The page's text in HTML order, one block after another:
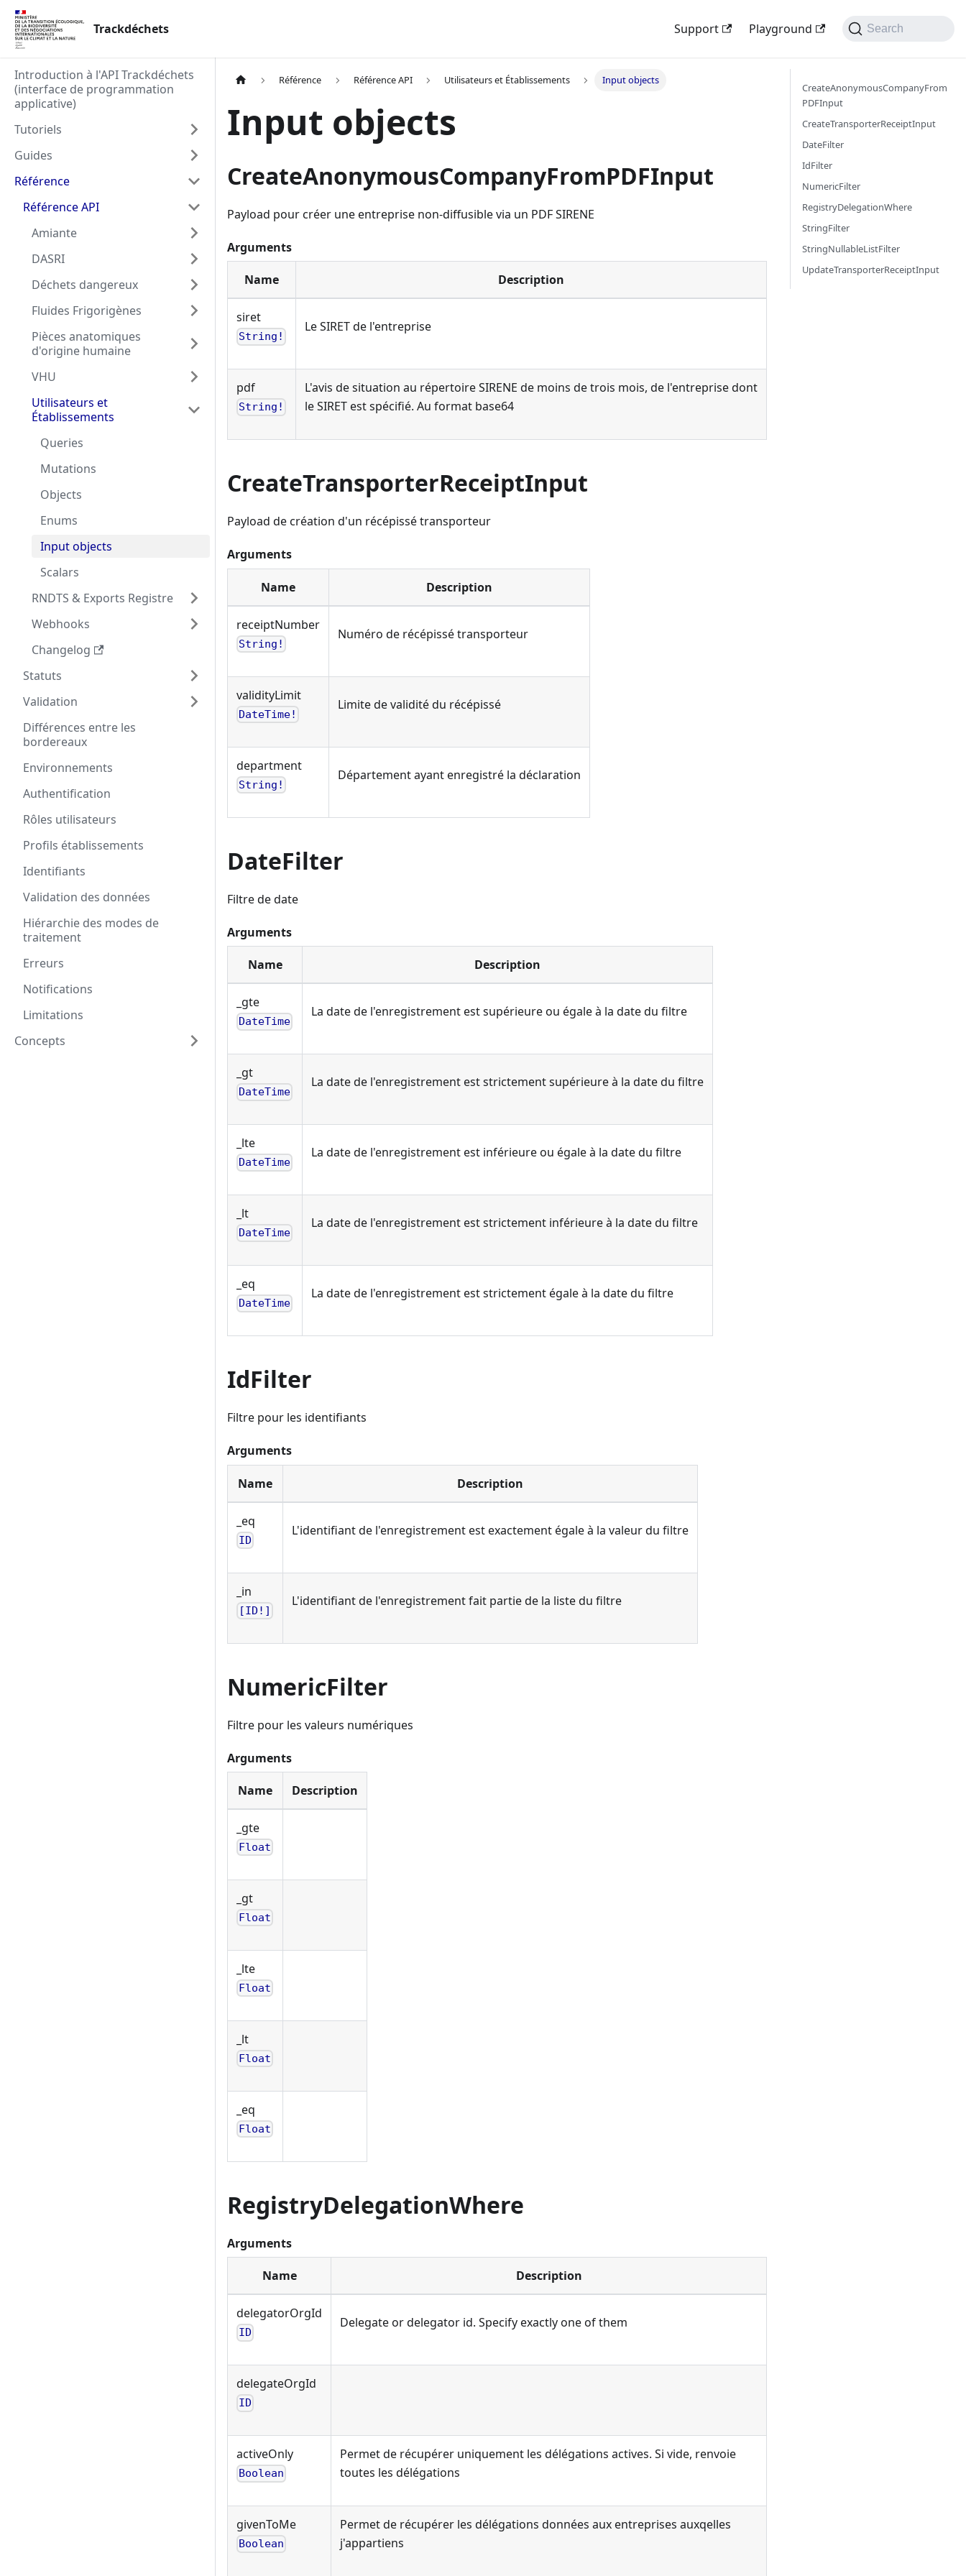
Trackdéchets Support Playground Search
Introduction à l'API Trackdéchets
(interface de programmation
applicative)
Tutoriels
Guides
Référence
Référence API
Amiante
DASRI
Déchets dangereux
Fluides Frigorigènes
Pièces anatomiques
d'origine humaine
VHU
Utilisateurs et
Établissements
Queries
Mutations
Objects
Enums
Input objects
Scalars
RNDTS & Exports Registre
Webhooks
Changelog
Statuts
Validation
Différences entre les
bordereaux
Environnements
Authentification
Rôles utilisateurs
Profils établissements
Identifiants
Validation des données
Hiérarchie des modes de
traitement
Erreurs
Notifications
Limitations
Concepts
Référence Référence API Utilisateurs et Établissements Input objects
Input objects
CreateAnonymousCompanyFromPDFInput
Payload pour créer une entreprise non-diffusible via un PDF SIRENE
Arguments
Name Description
siret
String!
Le SIRET de l'entreprise
pdf
String!
L'avis de situation au répertoire SIRENE de moins de trois mois, de l'entreprise dont
le SIRET est spécifié. Au format base64
CreateTransporterReceiptInput
Payload de création d'un récépissé transporteur
Arguments
Name Description
receiptNumber
String!
Numéro de récépissé transporteur
validityLimit
DateTime!
Limite de validité du récépissé
department
String!
Département ayant enregistré la déclaration
DateFilter
Filtre de date
Arguments
Name Description
_gte
DateTime
La date de l'enregistrement est supérieure ou égale à la date du filtre
_gt
DateTime
La date de l'enregistrement est strictement supérieure à la date du filtre
_lte
DateTime
La date de l'enregistrement est inférieure ou égale à la date du filtre
_lt
DateTime
La date de l'enregistrement est strictement inférieure à la date du filtre
_eq
DateTime
La date de l'enregistrement est strictement égale à la date du filtre
IdFilter
Filtre pour les identifiants
Arguments
Name Description
_eq
ID
L'identifiant de l'enregistrement est exactement égale à la valeur du filtre
_in
[ID!]
L'identifiant de l'enregistrement fait partie de la liste du filtre
NumericFilter
Filtre pour les valeurs numériques
Arguments
Name Description
_gte
Float
_gt
Float
_lte
Float
_lt
Float
_eq
Float
RegistryDelegationWhere
Arguments
Name Description
delegatorOrgId
ID
Delegate or delegator id. Specify exactly one of them
delegateOrgId
ID
activeOnly
Boolean
Permet de récupérer uniquement les délégations actives. Si vide, renvoie
toutes les délégations
givenToMe
Boolean
Permet de récupérer les délégations données aux entreprises auxqelles
j'appartiens
CreateAnonymousCompanyFrom
PDFInput
CreateTransporterReceiptInput
DateFilter
IdFilter
NumericFilter
RegistryDelegationWhere
StringFilter
StringNullableListFilter
UpdateTransporterReceiptInput